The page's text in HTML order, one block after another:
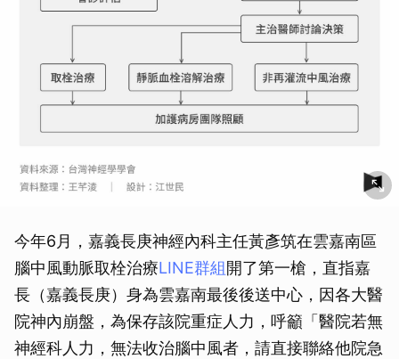
今年6月，嘉義長庚神經內科主任黃彥筑在雲嘉南區
腦中風動脈取栓治療LINE群組開了第一槍，直指嘉
長（嘉義長庚）身為雲嘉南最後後送中心，因各大醫
院神內崩盤，為保存該院重症人力，呼籲「醫院若無
神經科人力，無法收治腦中風者，請直接聯絡他院急